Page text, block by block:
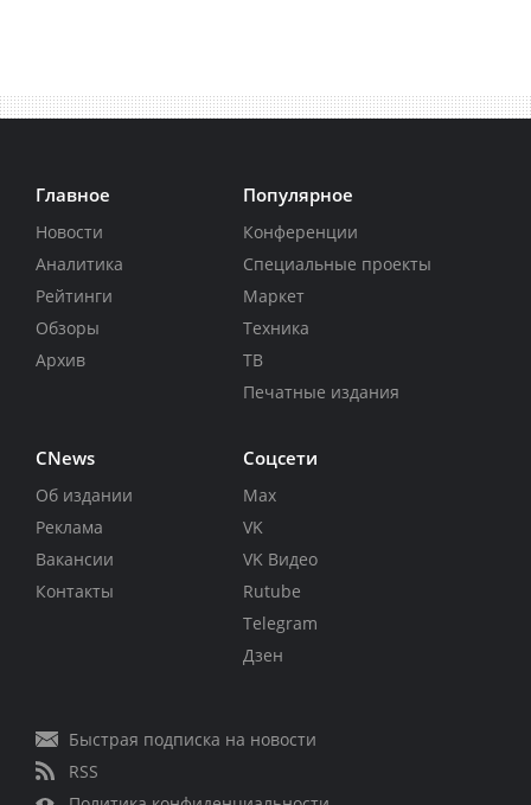
Главное
Новости
Аналитика
Рейтинги
Обзоры
Архив
Популярное
Конференции
Специальные проекты
Маркет
Техника
ТВ
Печатные издания
CNews
Об издании
Реклама
Вакансии
Контакты
Соцсети
Max
VK
VK Видео
Rutube
Telegram
Дзен
Быстрая подписка на новости
RSS